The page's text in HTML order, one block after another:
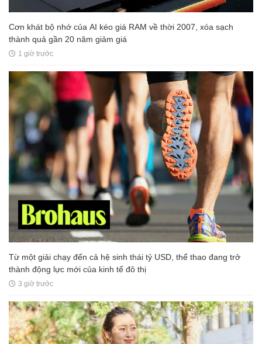
Cơn khát bộ nhớ của AI kéo giá RAM về thời 2007, xóa sạch
thành quả gần 20 năm giảm giá
1 giờ trước
Từ một giải chạy đến cả hệ sinh thái tỷ USD, thể thao đang trở
thành động lực mới của kinh tế đô thị
3 giờ trước